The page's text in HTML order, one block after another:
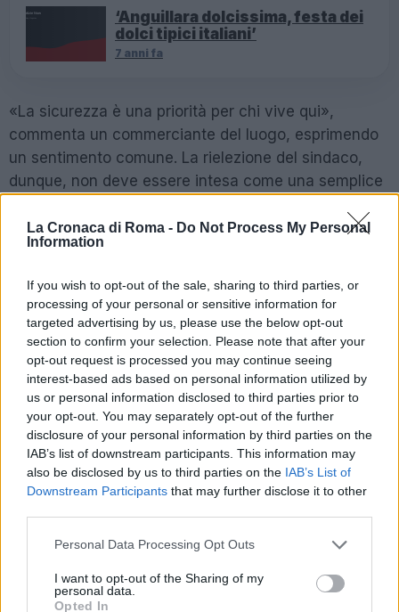
La Cronaca di Roma - Do Not Process My Personal
Information
If you wish to opt-out of the sale, sharing to third parties, or
processing of your personal or sensitive information for
targeted advertising by us, please use the below opt-out
section to confirm your selection. Please note that after your
opt-out request is processed you may continue seeing
interest-based ads based on personal information utilized by
us or personal information disclosed to third parties prior to
your opt-out. You may separately opt-out of the further
disclosure of your personal information by third parties on the
IAB’s list of downstream participants. This information may
also be disclosed by us to third parties on the IAB’s List of
Downstream Participants that may further disclose it to other
Please note that this website/app uses one or more Google
not limited to your visit or usage behaviour. You may click to
grant or deny consent to Google and its third-party tags to
Personal Data Processing Opt Outs
I want to opt-out of the Sharing of my
personal data.
Opted In
‘Anguillara dolcissima, festa dei
dolci tipici italiani’
7 anni fa
«La sicurezza è una priorità per chi vive qui»,
commenta un commerciante del luogo, esprimendo
un sentimento comune. La rielezione del sindaco,
dunque, non deve essere intesa come una semplice
rilancio per la comunità. I cittadini attendono un
cambio di passo che vada oltre le parole, con azioni
risultati tangibili.
Il futuro di Anguillara Sabazia dipenderà dalla
capacità dell’amministrazione di rispondere
efficacemente a queste richieste, ristabilendo un
rapporto di fiducia con la popolazione. Nei bar e nelle
piazze si discute con attenzione e una certa dose di
prudenza: il quesito principale resta cosa cambierà
realmente nel quotidiano di questa comunità, che ha
bisogno di risposte e non di speranze vaghe.
La sfida è aperta e la strada da percorrere è ancora
amministrative potranno chiarire se questa rielezione